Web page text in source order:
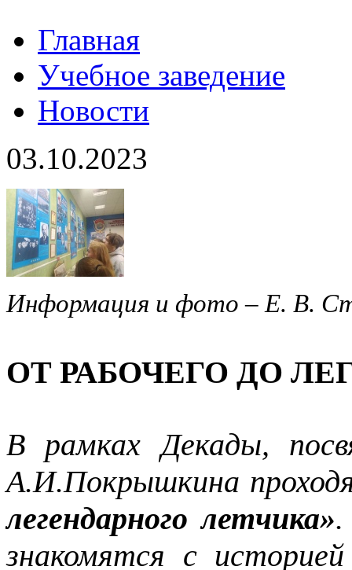
Главная
Учебное заведение
Новости
03.10.2023
Информация и фото – Е. В.
ОТ РАБОЧЕГО ДО
В рамках Декады,
А.И.Покрышкина
легендарного летчика».
знакомятся с